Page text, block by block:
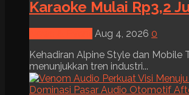
Karaoke Mulai Rp3,2
Aug 4, 2026 0
Kehadiran Alpine Style dan Mobile
menunjukkan tren industri...